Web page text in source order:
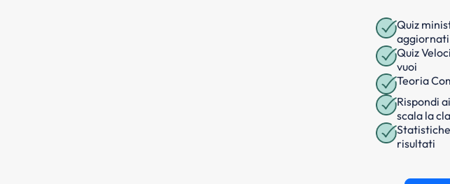
Quiz
aggiornati
Quiz
vuoi
Teoria
Rispondi
scala la
risultati